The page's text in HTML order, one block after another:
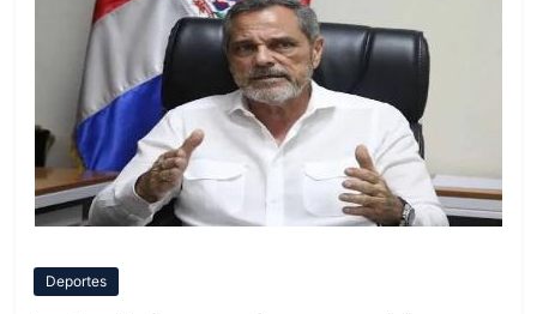
Deportes